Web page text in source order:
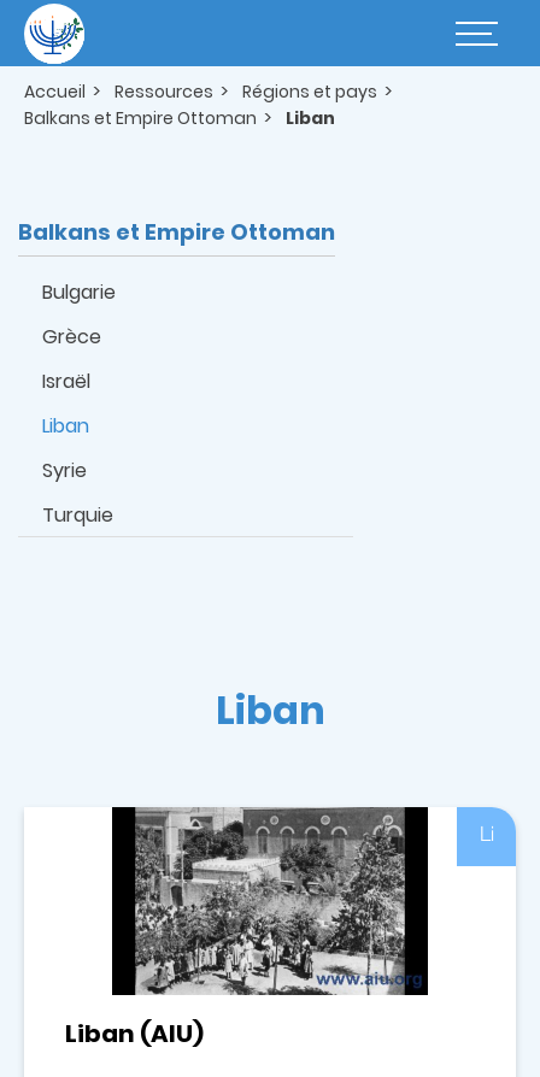
contenu
principal
Basculer
Accueil Ressources
Régions et pays
Balkans et Empire Ottoman
Liban
Balkans et Empire Ottoman
Bulgarie
Grèce
Israël
Liban
Syrie
Turquie
Liban
Li
Liban (AIU)